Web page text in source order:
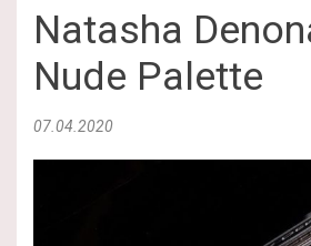
Natasha
Nude Palette
07.04.2020